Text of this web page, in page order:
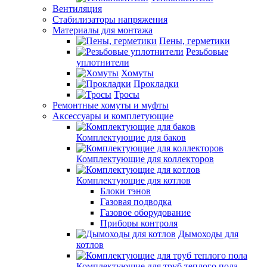
Вентиляция
Стабилизаторы напряжения
Материалы для монтажа
Пены, герметики
Резьбовые
уплотнители
Хомуты
Прокладки
Тросы
Ремонтные хомуты и муфты
Аксессуары и комплетующие
Комплектующие для баков
Комплектующие для коллекторов
Комплектующие для котлов
Блоки тэнов
Газовая подводка
Газовое оборудование
Приборы контроля
Дымоходы для
котлов